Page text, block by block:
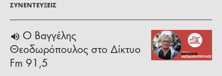
ΣΥΝΕΝΤΕΎΞΕΙΣ
Ο Βαγγέλης
Θεοδωρόπουλος στο Δίκτυο
Fm 91,5